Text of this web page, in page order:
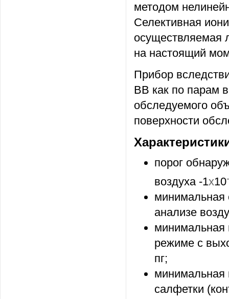
методом
Селективная
осуществляемая
на настоящий
Прибор
ВВ как по парам
обследуемого
поверхности
порог
воздуха -1x10-
минимальная
анализе
минимальная
режиме с
пг;
минимальная
салфетки